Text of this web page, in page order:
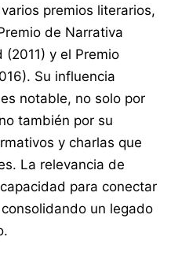
premios literarios,
de Narrativa
y el Premio
Su influencia
notable, no solo por
también por su
y charlas que
La relevancia de
para conectar
un legado